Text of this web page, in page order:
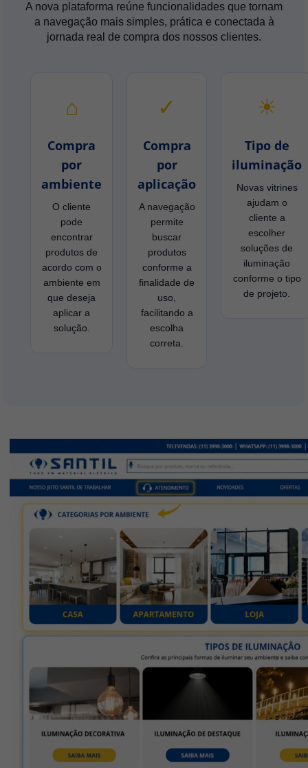
A nova plataforma reúne funcionalidades que tornam
a navegação mais simples, prática e conectada à
jornada real de compra dos nossos clientes.
⌂
Compra
por
ambiente
O cliente
pode
encontrar
produtos de
acordo com o
ambiente em
que deseja
aplicar a
solução.
✓
Compra
por
aplicação
A navegação
permite
buscar
produtos
conforme a
finalidade de
uso,
facilitando a
escolha
correta.
☀
Tipo de
iluminação
Novas vitrines
ajudam o
cliente a
escolher
soluções de
iluminação
conforme o tipo
de projeto.